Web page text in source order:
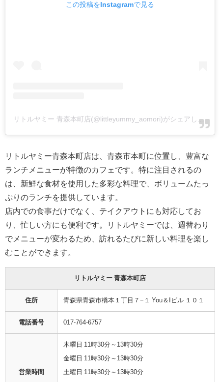
この投稿をInstagramで見る
リトルヤミー 青森本町店(@littleyummy_aomori)がシェアした投稿
リトルヤミー青森本町店は、青森市本町に位置し、豊富な
ランチメニューが特徴のカフェです。特に注目されるの
は、新鮮な食材を使用した多彩な料理で、ボリュームたっ
ぷりのランチを提供しています。
店内での食事だけでなく、テイクアウトにも対応してお
り、忙しい方にも便利です。リトルヤミーでは、週替わり
でメニューが変わるため、訪れるたびに新しい料理を楽し
むことができます。
リトルヤミー 青森本町店
住所 青森県青森市橋本１丁目７−１ You＆Iビル １０１
電話番号 017-764-6757
営業時間
木曜日 11時30分～13時30分
金曜日 11時30分～13時30分
土曜日 11時30分～13時30分